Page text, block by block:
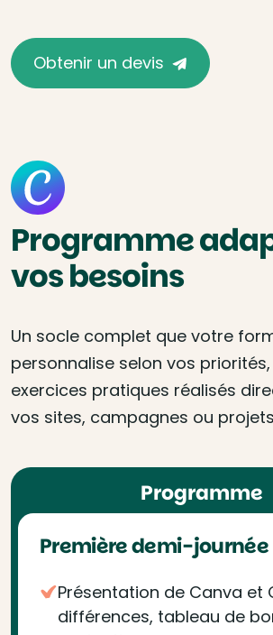
Obtenir un devis
Programme
vos besoins
Un socle complet que votre
personnalise selon vos
exercices pratiques réalisés
vos sites, campagnes ou
Programme
Première demi-journée
Présentation de Canva et
différences, tableau de